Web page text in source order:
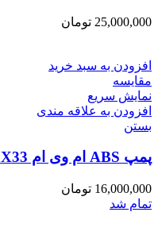
25,000,000 تومان
افزودن به سبد خرید
مقایسه
نمایش سریع
افزودن به علاقه مندی
بستن
پمپ ABS ام وی ام X33 ماندو ( کارکرده)
16,000,000 تومان
تمام شد